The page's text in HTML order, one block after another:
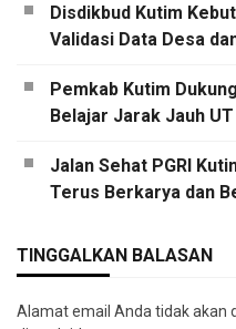
Disdikbud Kutim
Validasi Data Desa
Pemkab Kutim
Belajar Jarak Jauh UT
Jalan Sehat PGRI
Terus Berkarya dan
TINGGALKAN BALASAN
Alamat email Anda tidak akan